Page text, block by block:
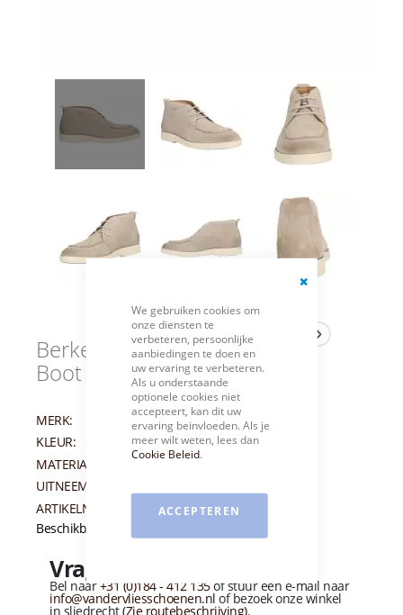
Bar
We gebruiken cookies om
onze diensten te
verbeteren, persoonlijke
aanbiedingen te doen en
uw ervaring te verbeteren.
Als u onderstaande
optionele cookies niet
accepteert, kan dit uw
ervaring beïnvloeden. Als je
meer wilt weten, lees dan
Cookie Beleid.
ACCEPTEREN
Berkelmans Lichtgrijze
Boot Essants
MERK:
BERKELMANS
KLEUR:
GRIJS
MATERIAAL:
SUEDE
UITNEEMBAAR VOETBED:
ARTIKELNUMMER:
011666
Beschikbaarheid:
Vragen over dit product?
Bel naar+31 (0)184 - 412 135of stuur een e-mail naar
info@vandervliesschoenen.nl of bezoek onze winkel
in sliedrecht(Zie routebeschrijving).